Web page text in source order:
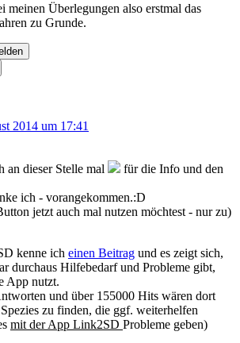
meinen Überlegungen also erstmal das
zu Grunde.
2014 um 17:41
an dieser Stelle mal
für die Info und den
ich - vorangekommen.:D
jetzt auch mal nutzen möchtest - nur zu)
kenne ich einen Beitrag und es zeigt sich,
durchaus Hilfebedarf und Probleme gibt,
App nutzt.
und über 155000 Hits wären dort
zu finden, die ggf. weiterhelfen
mit der App Link2SD Probleme geben)